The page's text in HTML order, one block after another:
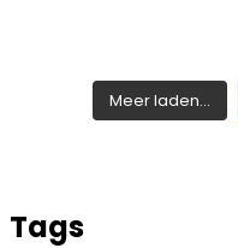
Meer laden...
Tags